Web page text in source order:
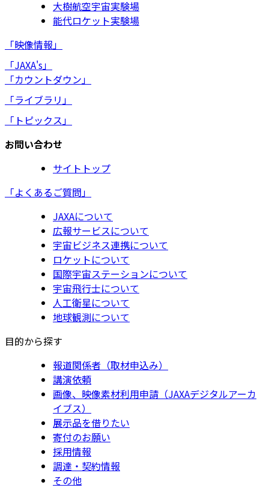
大樹航空宇宙実験場
能代ロケット実験場
「映像情報」
「JAXA's」
「カウントダウン」
「ライブラリ」
「トピックス」
お問い合わせ
サイトトップ
「よくあるご質問」
JAXAについて
広報サービスについて
宇宙ビジネス連携について
ロケットについて
国際宇宙ステーションについて
宇宙飛行士について
人工衛星について
地球観測について
目的から探す
報道関係者（取材申込み）
講演依頼
画像、映像素材利用申請（JAXAデジタルアーカ
イブス）
展示品を借りたい
寄付のお願い
採用情報
調達・契約情報
その他